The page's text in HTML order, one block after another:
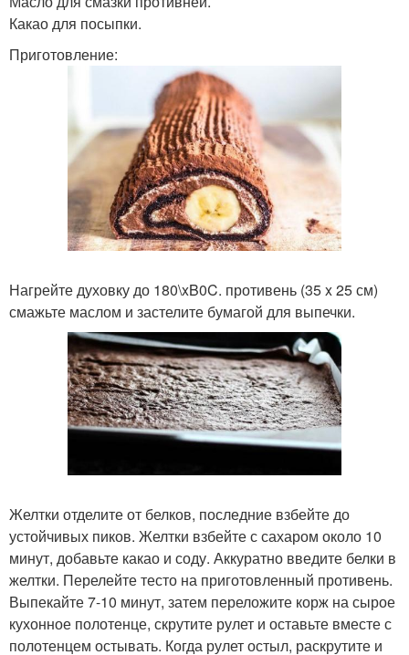
Какао для посыпки.
Приготовление:
Нагрейте духовку до 180\xB0C. противень (35 x 25 см)
смажьте маслом и застелите бумагой для выпечки.
Желтки отделите от белков, последние взбейте до
устойчивых пиков. Желтки взбейте с сахаром около 10
минут, добавьте какао и соду. Аккуратно введите белки в
желтки. Перелейте тесто на приготовленный противень.
Выпекайте 7-10 минут, затем переложите корж на сырое
кухонное полотенце, скрутите рулет и оставьте вместе с
полотенцем остывать. Когда рулет остыл, раскрутите и